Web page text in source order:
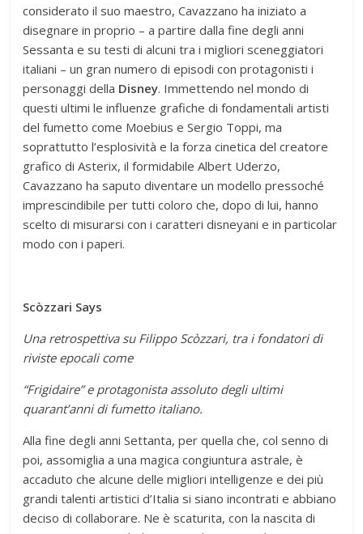
considerato il suo maestro, Cavazzano ha iniziato a
disegnare in proprio – a partire dalla fine degli anni
Sessanta e su testi di alcuni tra i migliori sceneggiatori
italiani – un gran numero di episodi con protagonisti i
personaggi della Disney. Immettendo nel mondo di
questi ultimi le influenze grafiche di fondamentali artisti
del fumetto come Moebius e Sergio Toppi, ma
soprattutto l’esplosività e la forza cinetica del creatore
grafico di Asterix, il formidabile Albert Uderzo,
Cavazzano ha saputo diventare un modello pressoché
imprescindibile per tutti coloro che, dopo di lui, hanno
scelto di misurarsi con i caratteri disneyani e in particolar
modo con i paperi.
Scòzzari Says
Una retrospettiva su Filippo Scòzzari, tra i fondatori di
riviste epocali come
“Frigidaire” e protagonista assoluto degli ultimi
quarant’anni di fumetto italiano.
Alla fine degli anni Settanta, per quella che, col senno di
poi, assomiglia a una magica congiuntura astrale, è
accaduto che alcune delle migliori intelligenze e dei più
grandi talenti artistici d’Italia si siano incontrati e abbiano
deciso di collaborare. Ne è scaturita, con la nascita di